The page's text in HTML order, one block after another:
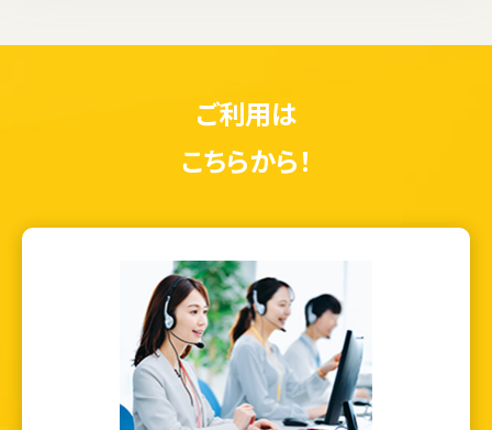
ご利用は
こちらから！